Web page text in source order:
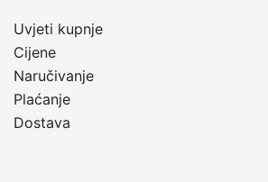
Uvjeti kupnje
Cijene
Naručivanje
Plaćanje
Dostava